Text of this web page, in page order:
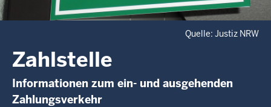
Quelle: Justiz NRW
Zahlstelle
Informationen zum ein- und ausgehenden
Zahlungsverkehr